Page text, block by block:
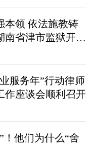
施教铸
省津市监狱开展
改造专项技能培
服务年”行动律师
作座谈会顺利召开
！他们为什么“舍